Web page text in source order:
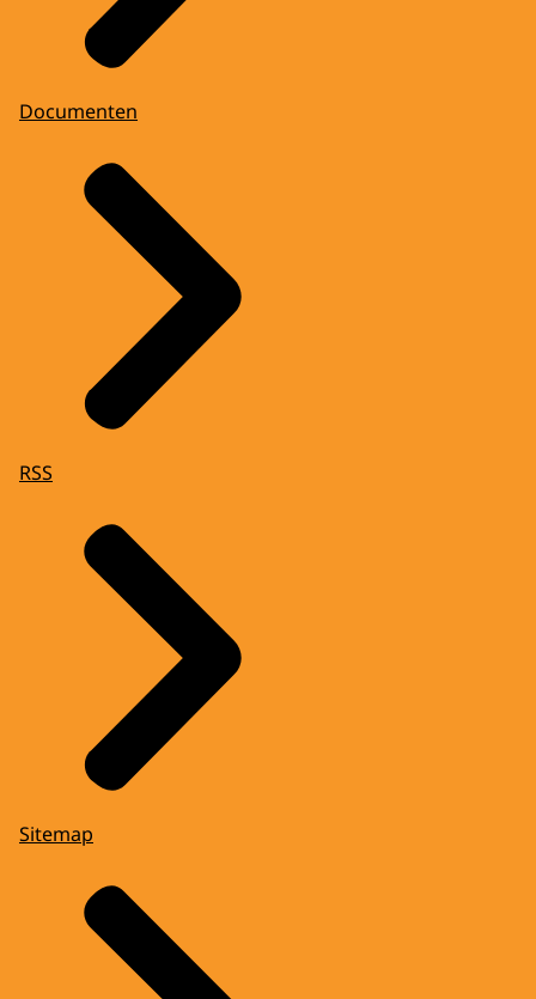
Documenten
RSS
Sitemap